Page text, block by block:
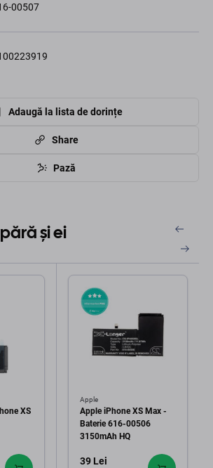
00507
Adaugă la lista de dorințe
Share
Pază
și ei
XS
Apple
Apple iPhone XS Max -
Baterie 616-00506
3150mAh HQ
39 Lei